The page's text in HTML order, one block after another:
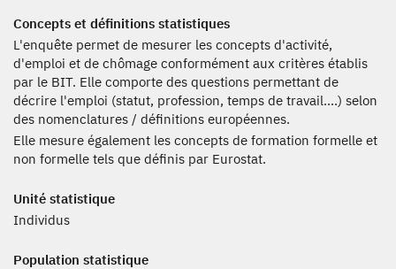
Concepts et définitions statistiques
L'enquête permet de mesurer les concepts d'activité,
d'emploi et de chômage conformément aux critères établis
par le BIT. Elle comporte des questions permettant de
décrire l'emploi (statut, profession, temps de travail....) selon
des nomenclatures / définitions européennes.
Elle mesure également les concepts de formation formelle et
non formelle tels que définis par Eurostat.
Unité statistique
Individus
Population statistique